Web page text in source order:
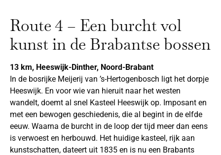
Route 4 – Een burcht vol
kunst in de Brabantse bossen
13 km, Heeswijk-Dinther, Noord-Brabant
In de bosrijke Meijerij van ’s-Hertogenbosch ligt het dorpje
Heeswijk. En voor wie van hieruit naar het westen
wandelt, doemt al snel Kasteel Heeswijk op. Imposant en
met een bewogen geschiedenis, die al begint in de elfde
eeuw. Waarna de burcht in de loop der tijd meer dan eens
is verwoest en herbouwd. Het huidige kasteel, rijk aan
kunstschatten, dateert uit 1835 en is nu een Brabants